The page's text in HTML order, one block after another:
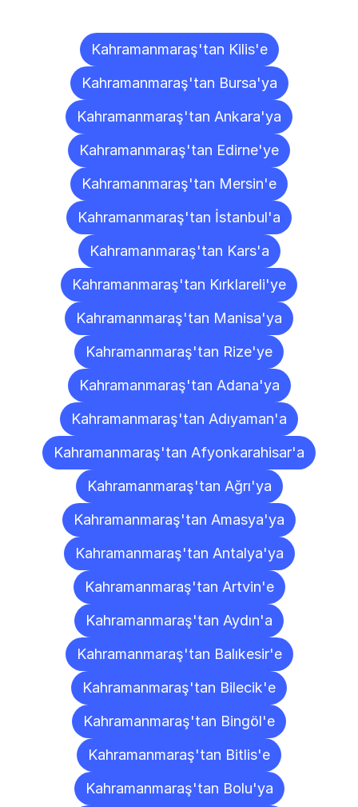
Kahramanmaraş'tan Kilis'e
Kahramanmaraş'tan Bursa'ya
Kahramanmaraş'tan Ankara'ya
Kahramanmaraş'tan Edirne'ye
Kahramanmaraş'tan Mersin'e
Kahramanmaraş'tan İstanbul'a
Kahramanmaraş'tan Kars'a
Kahramanmaraş'tan Kırklareli'ye
Kahramanmaraş'tan Manisa'ya
Kahramanmaraş'tan Rize'ye
Kahramanmaraş'tan Adana'ya
Kahramanmaraş'tan Adıyaman'a
Kahramanmaraş'tan Afyonkarahisar'a
Kahramanmaraş'tan Ağrı'ya
Kahramanmaraş'tan Amasya'ya
Kahramanmaraş'tan Antalya'ya
Kahramanmaraş'tan Artvin'e
Kahramanmaraş'tan Aydın'a
Kahramanmaraş'tan Balıkesir'e
Kahramanmaraş'tan Bilecik'e
Kahramanmaraş'tan Bingöl'e
Kahramanmaraş'tan Bitlis'e
Kahramanmaraş'tan Bolu'ya